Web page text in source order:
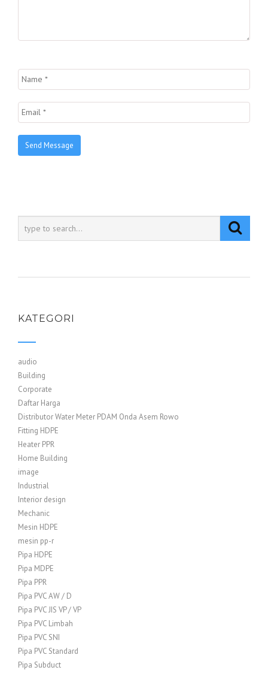
KATEGORI
audio
Building
Corporate
Daftar Harga
Distributor Water Meter PDAM Onda Asem Rowo
Fitting HDPE
Heater PPR
Home Building
image
Industrial
Interior design
Mechanic
Mesin HDPE
mesin pp-r
Pipa HDPE
Pipa MDPE
Pipa PPR
Pipa PVC AW / D
Pipa PVC JIS VP / VP
Pipa PVC Limbah
Pipa PVC SNI
Pipa PVC Standard
Pipa Subduct